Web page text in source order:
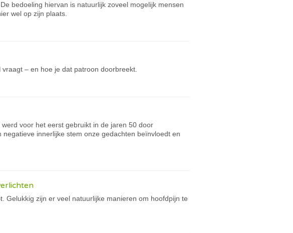
bedoeling hiervan is natuurlijk zoveel mogelijk mensen
wel op zijn plaats.
– en hoe je dat patroon doorbreekt.
voor het eerst gebruikt in de jaren 50 door
innerlijke stem onze gedachten beïnvloedt en
Gelukkig zijn er veel natuurlijke manieren om hoofdpijn te